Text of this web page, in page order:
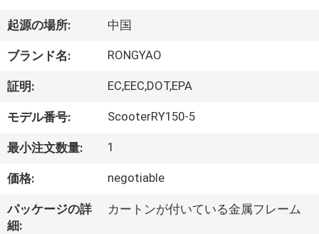
ク
ト
私
達
つ
い
起源の場所: 中国
ブランド名: RONGYAO
証明: EC,EEC,DOT,EPA
モデル番号: ScooterRY150-5
最小注文数量: 1
価格: negotiable
パッケージの詳
細:
カートンが付いている金属フレーム